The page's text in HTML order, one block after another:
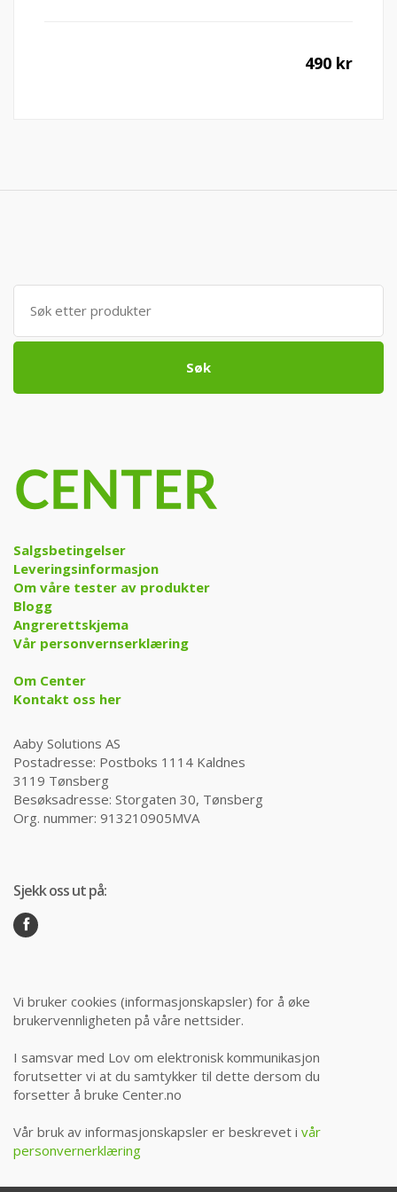
490 kr
Søk
etter:
Søk
Salgsbetingelser
Leveringsinformasjon
Om våre tester av produkter
Blogg
Angrerettskjema
Vår personvernserklæring
Om Center
Kontakt oss her
Aaby Solutions AS
Postadresse: Postboks 1114 Kaldnes
3119 Tønsberg
Besøksadresse: Storgaten 30, Tønsberg
Org. nummer: 913210905MVA
Sjekk oss ut på:
Vi bruker cookies (informasjonskapsler) for å øke
brukervennligheten på våre nettsider.
I samsvar med Lov om elektronisk kommunikasjon
forutsetter vi at du samtykker til dette dersom du
forsetter å bruke Center.no
Vår bruk av informasjonskapsler er beskrevet i vår
personvernerklæring